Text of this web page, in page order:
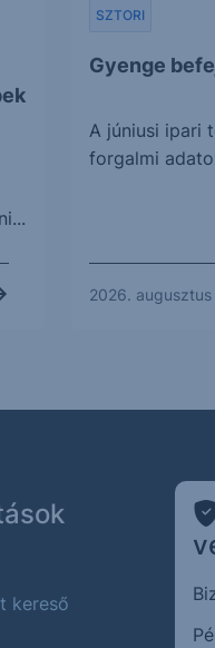
Gyenge
SZTORI
A júniusi ipari
forgalmi
2026. augusztus
kereső